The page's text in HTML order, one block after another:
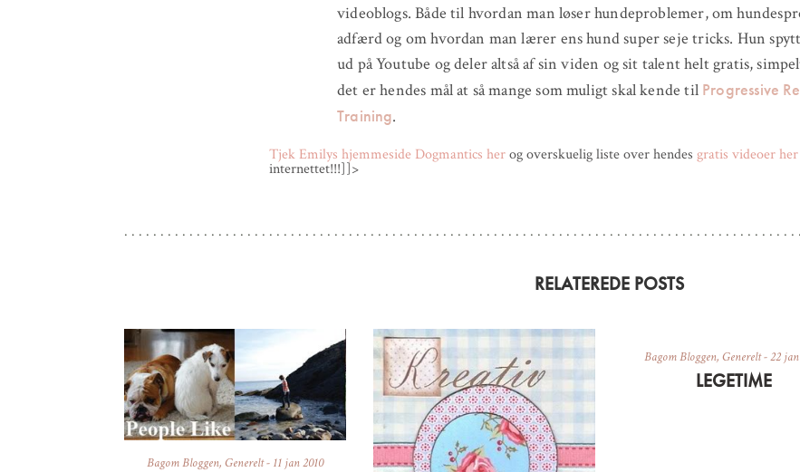
videoblogs. Både til hvordan man løser hundeproblemer, om
adfærd og om hvordan man lærer ens hund super seje tricks. Hun
ud på Youtube og deler altså af sin viden og sit talent helt gratis,
det er hendes mål at så mange som muligt skal kende til Progressive
Training.
Tjek Emilys hjemmeside Dogmantics herog overskuelig liste over hendes gratis videoer her
internettet!!!]]>
RELATEREDE POSTS
Bagom Bloggen, Generelt- 11 jan 2010
Bagom Bloggen, Generelt-22
LEGETIME